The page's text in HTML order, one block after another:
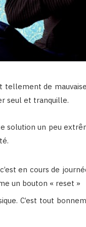
tellement de
seul et tranquille.
solution un peu
en cours de
un bouton « reset »
C’est tout